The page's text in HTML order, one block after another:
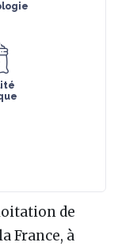
de
France, à